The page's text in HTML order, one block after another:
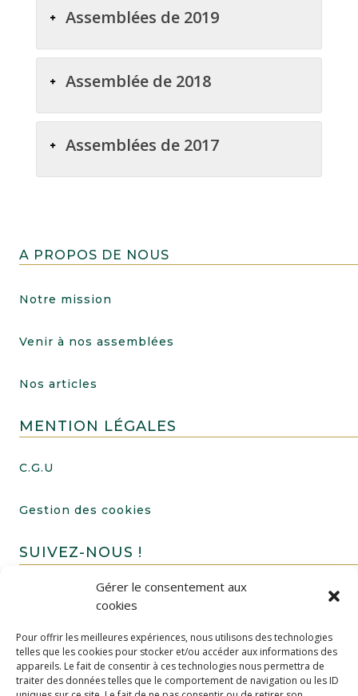
Gérer le consentement aux
cookies
Pour offrir les meilleures expériences, nous utilisons des technologies
telles que les cookies pour stocker et/ou accéder aux informations des
appareils. Le fait de consentir à ces technologies nous permettra de
traiter des données telles que le comportement de navigation ou les ID
Assemblées de 2019
Assemblée de 2018
Assemblées de 2017
A PROPOS DE NOUS
Notre mission
Venir à nos assemblées
Nos articles
MENTION LÉGALES
C.G.U
Gestion des cookies
SUIVEZ-NOUS !